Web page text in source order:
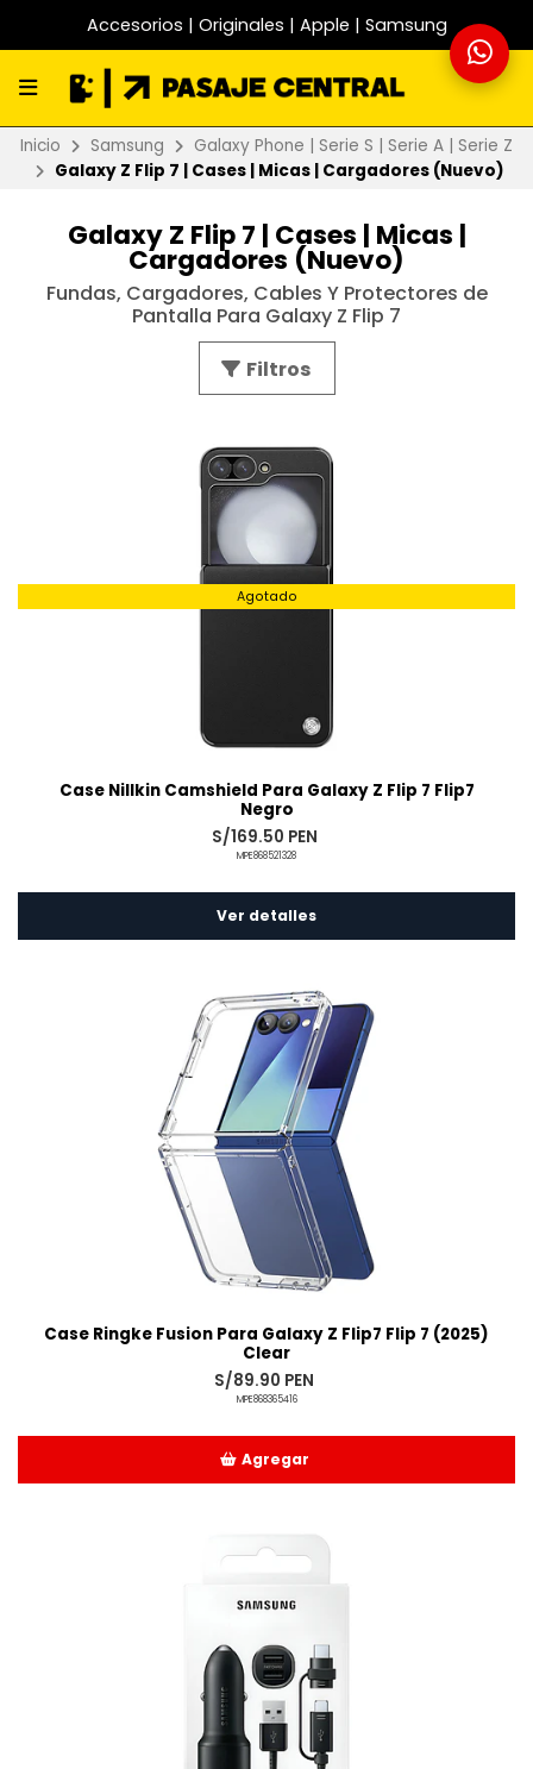
Accesorios | Originales | Apple | Samsung
Inicio Samsung
Galaxy Phone | Serie S | Serie A | Serie Z
Galaxy Z Flip 7 | Cases | Micas | Cargadores (Nuevo)
Galaxy Z Flip 7 | Cases | Micas |
Cargadores (Nuevo)
Fundas, Cargadores, Cables Y Protectores de
Pantalla Para Galaxy Z Flip 7
Filtros
Agotado
Case Nillkin Camshield Para Galaxy Z Flip 7 Flip7
Negro
S/169.50 PEN
MPE868521328
Ver detalles
Case Ringke Fusion Para Galaxy Z Flip7 Flip 7 (2025)
Clear
S/89.90 PEN
MPE868365416
Agregar